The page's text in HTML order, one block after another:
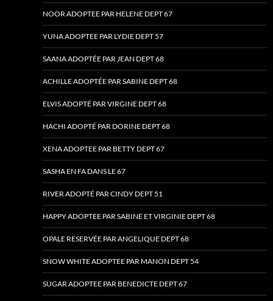
NOOR ADOPTEE PAR HELENE DEPT 67
YUNA ADOPTEE PAR LYDIE DEPT 57
SAANA ADOPTÉE PAR JEAN DEPT 68
ACHILLE ADOPTÉE PAR SABINE DEPT 68
ELVIS ADOPTÉ PAR VIRGINE DEPT 68
HACHI ADOPTÉ PAR DORINE DEPT 68
XENA ADOPTEE PAR BETTY DEPT 67
SASHA EN FA DANS LE 67
RIVER ADOPTÉ PAR CINDY DEPT 51
HAPPY ADOPTEE PAR SABINE ET VIRGINIE DEPT 68
OPALE RESERVÉE PAR ANGELIQUE DEPT 68
SNOW WHITE ADOPTEE PAR MANON DEPT 54
SUGAR ADOPTEE PAR BENEDICTE DEPT 67